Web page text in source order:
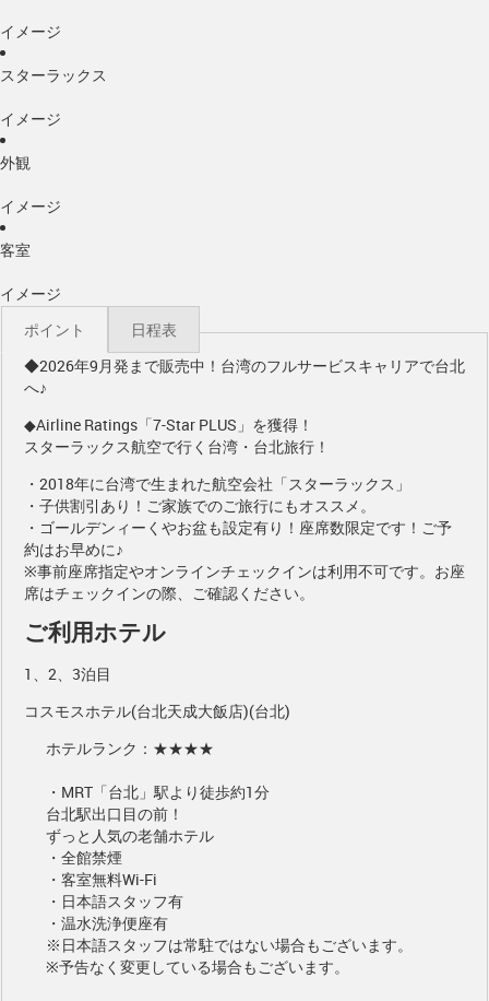
イメージ
スターラックス
イメージ
外観
イメージ
客室
イメージ
ポイント
日程表
◆2026年9月発まで販売中！台湾のフルサービスキャリアで台北
へ♪
◆Airline Ratings「7-Star PLUS」を獲得！
スターラックス航空で行く台湾・台北旅行！
・2018年に台湾で生まれた航空会社「スターラックス」
・子供割引あり！ご家族でのご旅行にもオススメ。
・ゴールデンィーくやお盆も設定有り！座席数限定です！ご予
約はお早めに♪
※事前座席指定やオンラインチェックインは利用不可です。お座
席はチェックインの際、ご確認ください。
ご利用ホテル
1、2、3泊目
コスモスホテル(台北天成大飯店)(台北)
ホテルランク：★★★★
・MRT「台北」駅より徒歩約1分
台北駅出口目の前！
ずっと人気の老舗ホテル
・全館禁煙
・客室無料Wi-Fi
・日本語スタッフ有
・温水洗浄便座有
※日本語スタッフは常駐ではない場合もございます。
※予告なく変更している場合もございます。